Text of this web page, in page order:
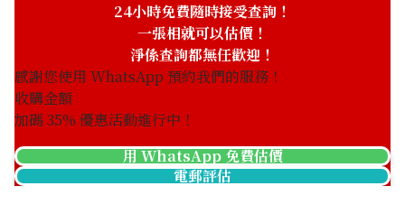
24小時免費隨時接受查詢！
一張相就可以估價！
淨係查詢都無任歡迎！
感謝您使用 WhatsApp 預約我們的服務！
收購金額
加碼35% 優惠活動進行中！
用 WhatsApp 免費估價
電郵評估